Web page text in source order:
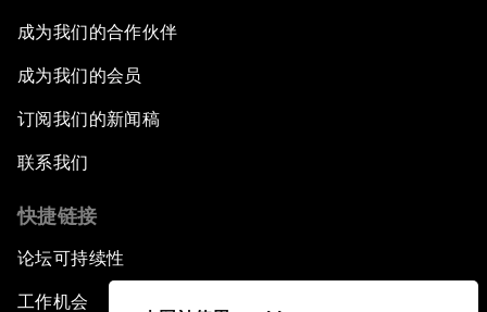
成为我们的合作伙伴
成为我们的会员
订阅我们的新闻稿
联系我们
快捷链接
论坛可持续性
工作机会